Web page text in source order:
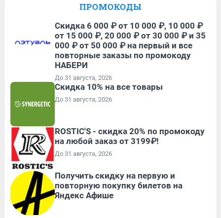
ПРОМОКОДЫ
Скидка 6 000 ₽ от 10 000 ₽, 10 000 ₽
от 15 000 ₽, 20 000 ₽ от 30 000 ₽ и 35
000 ₽ от 50 000 ₽ на первый и все
повторные заказы по промокоду
НАБЕРИ
До 31 августа, 2026
Скидка 10% на все товары
До 31 августа, 2026
ROSTIC'S - скидка 20% по промокоду
на любой заказ от 3199₽!
До 31 августа, 2026
Получить скидку на первую и
повторную покупку билетов на
Яндекс Афише